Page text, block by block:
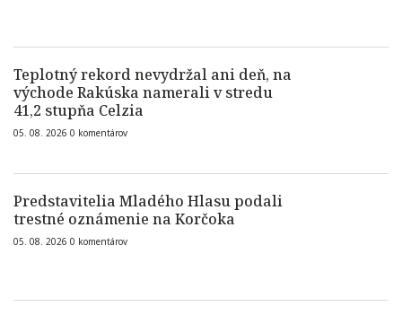
Teplotný rekord nevydržal ani deň, na
východe Rakúska namerali v stredu
41,2 stupňa Celzia
05. 08. 2026 0 komentárov
Predstavitelia Mladého Hlasu podali
trestné oznámenie na Korčoka
05. 08. 2026 0 komentárov